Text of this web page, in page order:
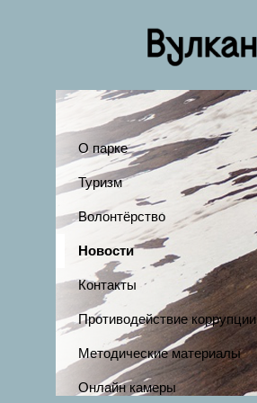
О парке
Туризм
Волонтёрство
Новости
Контакты
Противодействие коррупции
Методические материалы
Онлайн камеры